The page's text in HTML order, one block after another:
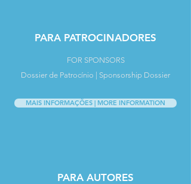
PARA PATROCINADORES
FOR SPONSORS
Dossier de Patrocínio | Sponsorship Dossier
MAIS INFORMAÇÕES | MORE INFORMATION
PARA AUTORES